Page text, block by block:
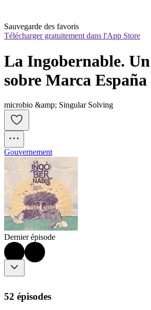
Sauvegarde des favoris
Télécharger gratuitement dans l'App Store
La Ingobernable.
sobre Marca España
microbio &amp; Singular Solving
Gouvernement
Dernier épisode
52 épisodes